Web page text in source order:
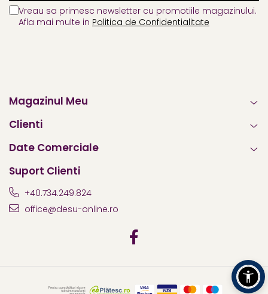
Vreau sa primesc newsletter cu promotiile magazinului.
Afla mai multe in Politica de Confidentialitate
Magazinul Meu
Clienti
Date Comerciale
Suport Clienti
+40.734.249.824
office@desu-online.ro